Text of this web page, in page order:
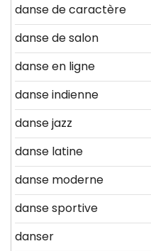
danse de caractère
danse de salon
danse en ligne
danse indienne
danse jazz
danse latine
danse moderne
danse sportive
danser